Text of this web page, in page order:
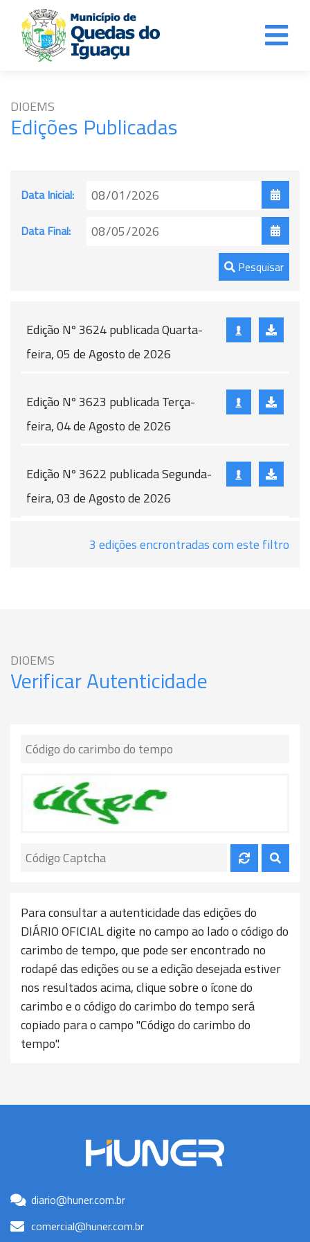
DIOEMS
Edições Publicadas
Data Inicial:
Data Final:
Pesquisar
Edição Nº 3624 publicada Quarta-
feira, 05 de Agosto de 2026
Edição Nº 3623 publicada Terça-
feira, 04 de Agosto de 2026
Edição Nº 3622 publicada Segunda-
feira, 03 de Agosto de 2026
3 edições encrontradas com este filtro
DIOEMS
Verificar Autenticidade
Para consultar a autenticidade das edições do
DIÁRIO OFICIAL digite no campo ao lado o código do
carimbo de tempo, que pode ser encontrado no
rodapé das edições ou se a edição desejada estiver
nos resultados acima, clique sobre o ícone do
carimbo e o código do carimbo do tempo será
copiado para o campo "Código do carimbo do
tempo".
diario@huner.com.br
comercial@huner.com.br